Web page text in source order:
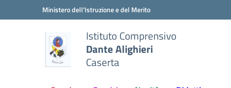
Vai ai contenuti
Vai al menu di navigazioneMinistero dell'Istruzione e del Merito
Istituto Comprensivo
Dante Alighieri
Caserta